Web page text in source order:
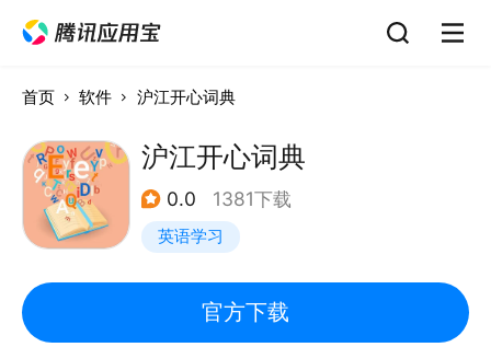
首页 软件 沪江开心词典
沪江开心词典
0.0 1381下载
英语学习
官方下载